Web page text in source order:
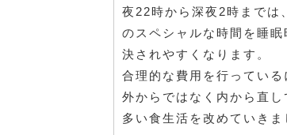
夜22時から深夜2時までは
のスペシャルな時間を睡
決されやすくなります。
合理的な費用を行ってい
外からではなく内から直
多い食生活を改めていきま